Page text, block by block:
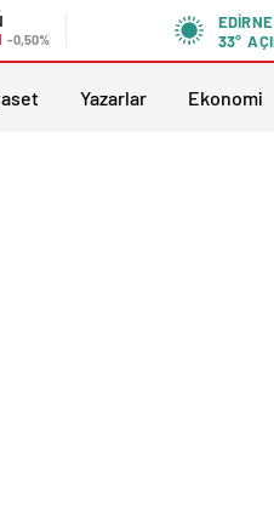
-0,50%
EDIRNE
33°
Yazarlar Ekonomi